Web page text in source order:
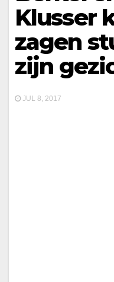
Klusser
zagen
zijn
JUL 8, 2017